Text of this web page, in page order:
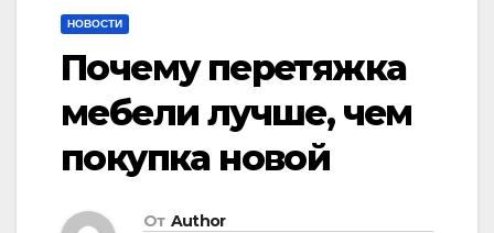
НОВОСТИ
Почему перетяжка
мебели лучше, чем
покупка новой
От Author